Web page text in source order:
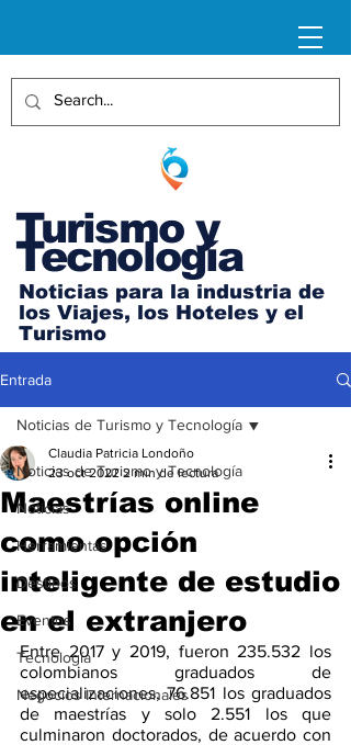
Turismo y
Tecnología
Noticias para la industria de
los Viajes, los Hoteles y el
Turismo
Entrada
Noticias de Turismo y Tecnología
Noticias
Herramientas
Destinos
Eventos
Tecnología
Negocios Internacionales
Noticias de Turismo y Tecnología
Maestrías online
como opción
inteligente de estudio
en el extranjero
Claudia Patricia Londoño
23 oct 2022 2 min de lectura
Entre 2017 y 2019, fueron 235.532 los
colombianos graduados de
especializaciones, 76.851 los graduados
de maestrías y solo 2.551 los que
culminaron doctorados, de acuerdo con